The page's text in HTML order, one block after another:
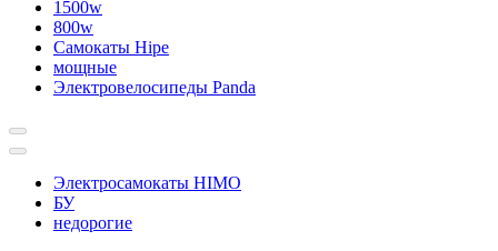
1500w
800w
Самокаты Hipe
мощные
Электровелосипеды Panda
Электросамокаты HIMO
БУ
недорогие